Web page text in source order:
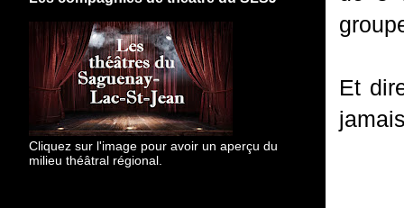
Et
Cliquez sur l'image pour avoir un aperçu du
milieu théâtral régional.